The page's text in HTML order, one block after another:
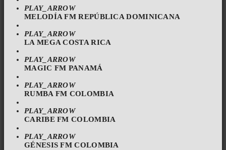
PLAY_ARROW
MELODÍA FM REPÚBLICA DOMINICANA
PLAY_ARROW
LA MEGA COSTA RICA
PLAY_ARROW
MAGIC FM PANAMÁ
PLAY_ARROW
RUMBA FM COLOMBIA
PLAY_ARROW
CARIBE FM COLOMBIA
PLAY_ARROW
GÉNESIS FM COLOMBIA